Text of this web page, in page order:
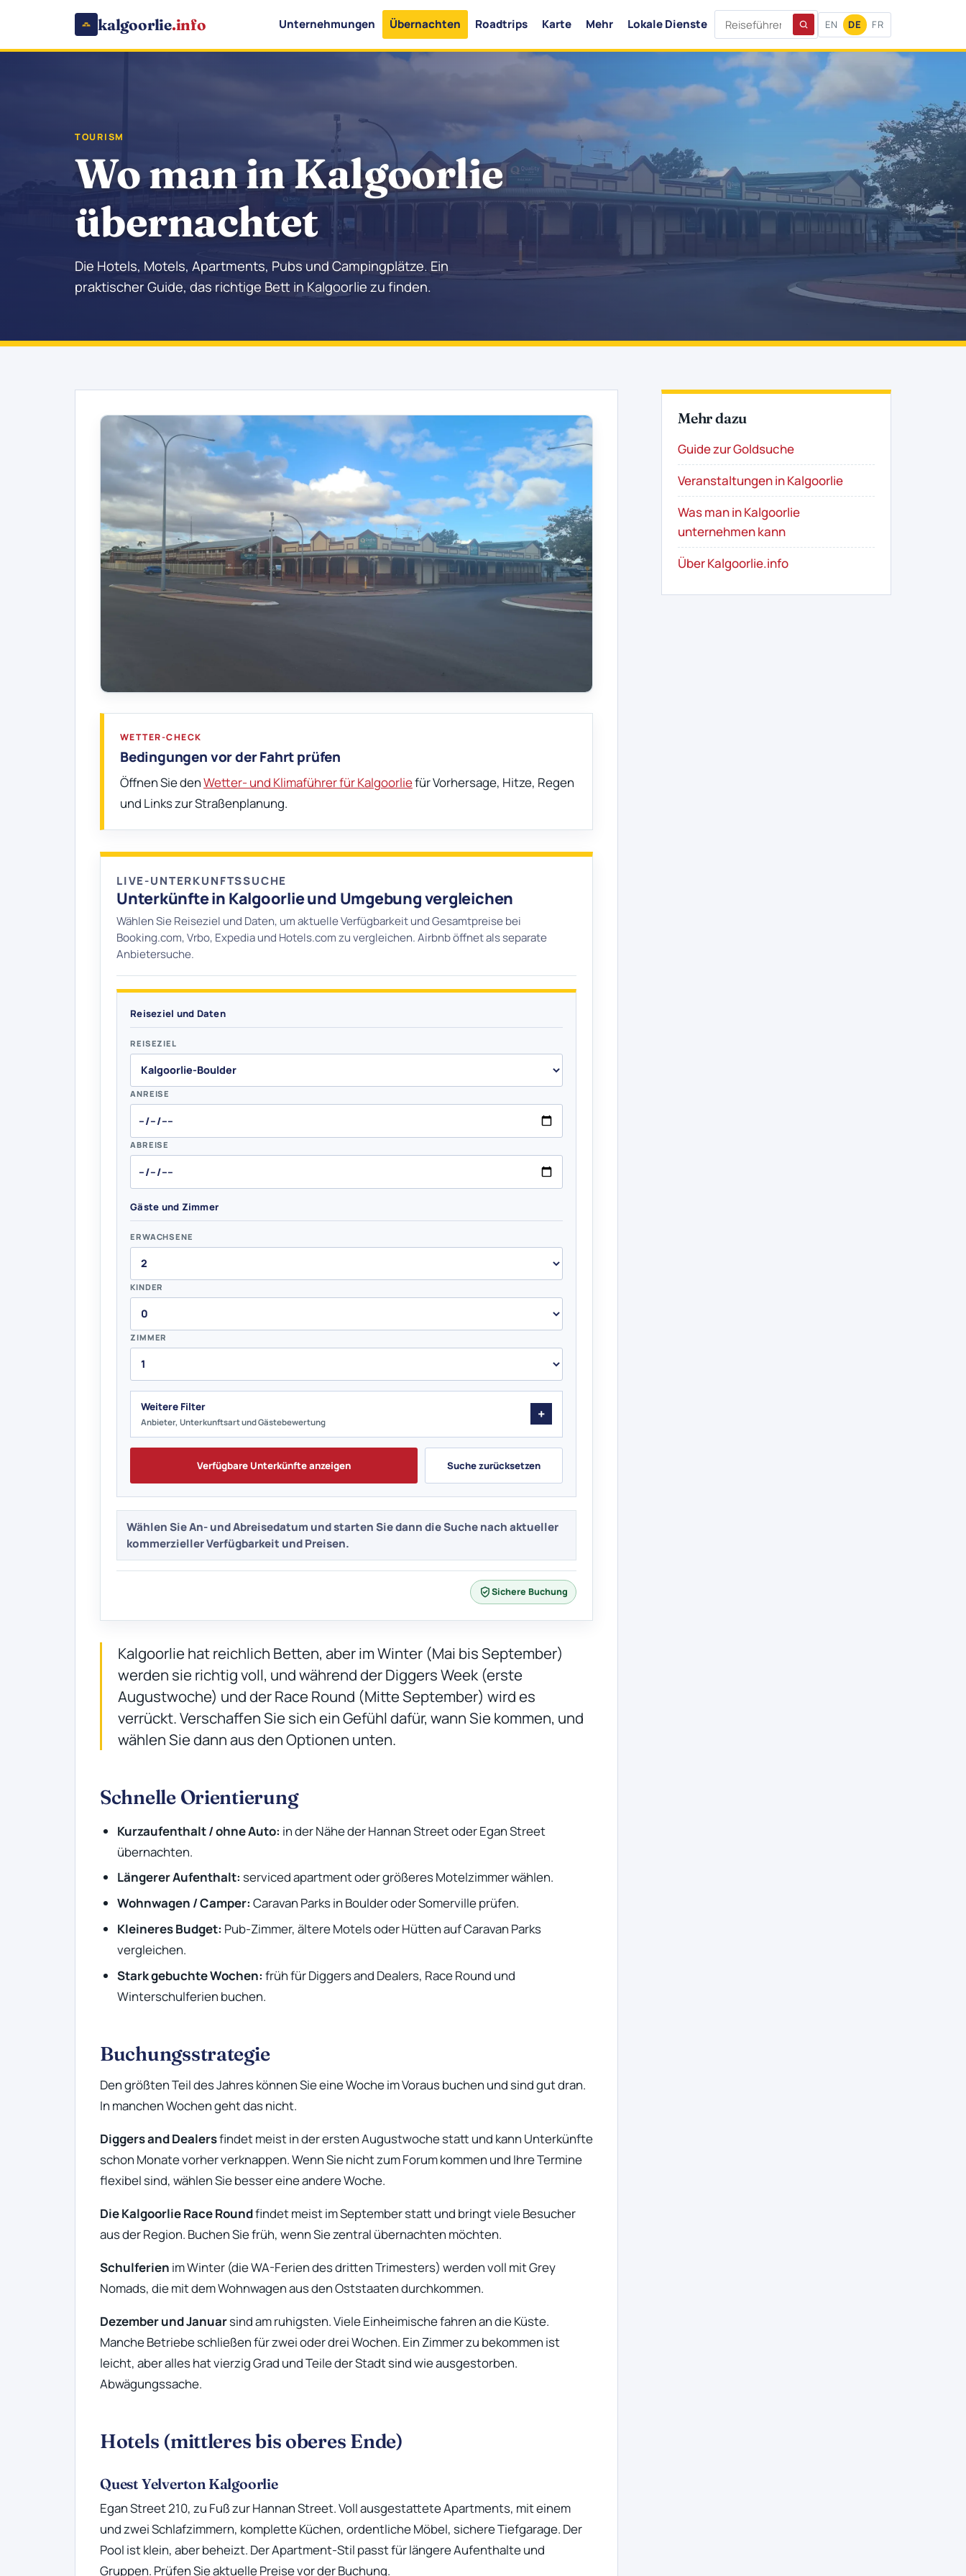
kalgoorlie.info Unternehmungen Übernachten Roadtrips Karte Mehr Lokale Dienste EN DE FR
TOURISM
Wo man in Kalgoorlie
übernachtet
Die Hotels, Motels, Apartments, Pubs und Campingplätze. Ein
praktischer Guide, das richtige Bett in Kalgoorlie zu finden.
WETTER-CHECK
Bedingungen vor der Fahrt prüfen
Öffnen Sie denWetter- und Klimaführer für Kalgoorliefür Vorhersage, Hitze, Regen
und Links zur Straßenplanung.
LIVE-UNTERKUNFTSSUCHE
Unterkünfte in Kalgoorlie und Umgebung vergleichen
Wählen Sie Reiseziel und Daten, um aktuelle Verfügbarkeit und Gesamtpreise bei
Booking.com, Vrbo, Expedia und Hotels.com zu vergleichen. Airbnb öffnet als separate
Anbietersuche.
Reiseziel und Daten
REISEZIEL
ANREISE
ABREISE
Gäste und Zimmer
ERWACHSENE
KINDER
ZIMMER
Weitere Filter
Anbieter, Unterkunftsart und Gästebewertung
Verfügbare Unterkünfte anzeigen Suche zurücksetzen
Wählen Sie An- und Abreisedatum und starten Sie dann die Suche nach aktueller
kommerzieller Verfügbarkeit und Preisen.
Sichere Buchung
Kalgoorlie hat reichlich Betten, aber im Winter (Mai bis September)
werden sie richtig voll, und während der Diggers Week (erste
Augustwoche) und der Race Round (Mitte September) wird es
verrückt. Verschaffen Sie sich ein Gefühl dafür, wann Sie kommen, und
wählen Sie dann aus den Optionen unten.
Schnelle Orientierung
Kurzaufenthalt / ohne Auto: in der Nähe der Hannan Street oder Egan Street
übernachten.
Längerer Aufenthalt: serviced apartment oder größeres Motelzimmer wählen.
Wohnwagen / Camper: Caravan Parks in Boulder oder Somerville prüfen.
Kleineres Budget: Pub-Zimmer, ältere Motels oder Hütten auf Caravan Parks
vergleichen.
Stark gebuchte Wochen: früh für Diggers and Dealers, Race Round und
Winterschulferien buchen.
Buchungsstrategie
Den größten Teil des Jahres können Sie eine Woche im Voraus buchen und sind gut dran.
In manchen Wochen geht das nicht.
Diggers and Dealersfindet meist in der ersten Augustwoche statt und kann Unterkünfte
schon Monate vorher verknappen. Wenn Sie nicht zum Forum kommen und Ihre Termine
flexibel sind, wählen Sie besser eine andere Woche.
Die Kalgoorlie Race Roundfindet meist im September statt und bringt viele Besucher
aus der Region. Buchen Sie früh, wenn Sie zentral übernachten möchten.
Schulferien im Winter (die WA-Ferien des dritten Trimesters) werden voll mit Grey
Nomads, die mit dem Wohnwagen aus den Oststaaten durchkommen.
Dezember und Januarsind am ruhigsten. Viele Einheimische fahren an die Küste.
Manche Betriebe schließen für zwei oder drei Wochen. Ein Zimmer zu bekommen ist
leicht, aber alles hat vierzig Grad und Teile der Stadt sind wie ausgestorben.
Abwägungssache.
Hotels (mittleres bis oberes Ende)
Quest Yelverton Kalgoorlie
Egan Street 210, zu Fuß zur Hannan Street. Voll ausgestattete Apartments, mit einem
und zwei Schlafzimmern, komplette Küchen, ordentliche Möbel, sichere Tiefgarage. Der
Pool ist klein, aber beheizt. Der Apartment-Stil passt für längere Aufenthalte und
Gruppen. Prüfen Sie aktuelle Preise vor der Buchung.
Mehr dazu
Guide zur Goldsuche
Veranstaltungen in Kalgoorlie
Was man in Kalgoorlie
unternehmen kann
Über Kalgoorlie.info